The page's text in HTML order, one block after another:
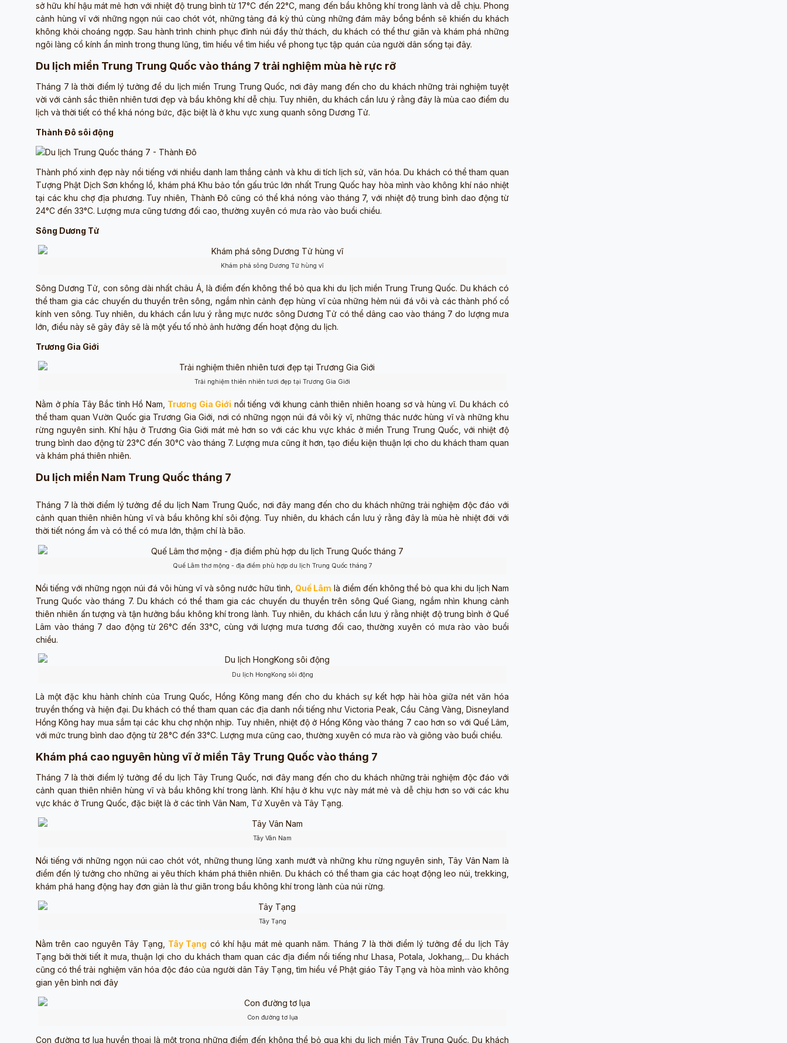
sở hữu khí hậu mát mẻ hơn với nhiệt độ trung bình từ 17°C đến 22°C, mang đến bầu không khí trong lành và dễ chịu. Phong
cảnh hùng vĩ với những ngọn núi cao chót vót, những tảng đá kỳ thú cùng những đám mây bồng bềnh sẽ khiến du khách
không khỏi choáng ngợp. Sau hành trình chinh phục đỉnh núi đầy thử thách, du khách có thể thư giãn và khám phá những
ngôi làng cổ kính ẩn mình trong thung lũng, tìm hiểu về tìm hiểu về phong tục tập quán của người dân sống tại đây.
Du lịch miền Trung Trung Quốc vào tháng 7 trải nghiệm mùa hè rực rỡ
Tháng 7 là thời điểm lý tưởng để du lịch miền Trung Trung Quốc, nơi đây mang đến cho du khách những trải nghiệm tuyệt
vời với cảnh sắc thiên nhiên tươi đẹp và bầu không khí dễ chịu. Tuy nhiên, du khách cần lưu ý rằng đây là mùa cao điểm du
lịch và thời tiết có thể khá nóng bức, đặc biệt là ở khu vực xung quanh sông Dương Tử.
Thành Đô sôi động
Thành phố xinh đẹp này nổi tiếng với nhiều danh lam thắng cảnh và khu di tích lịch sử, văn hóa. Du khách có thể tham quan
Tượng Phật Dịch Sơn khổng lồ, khám phá Khu bảo tồn gấu trúc lớn nhất Trung Quốc hay hòa mình vào không khí náo nhiệt
tại các khu chợ địa phương. Tuy nhiên, Thành Đô cũng có thể khá nóng vào tháng 7, với nhiệt độ trung bình dao động từ
24°C đến 33°C. Lượng mưa cũng tương đối cao, thường xuyên có mưa rào vào buổi chiều.
Sông Dương Tử
Khám phá sông Dương Tử hùng vĩ
Sông Dương Tử, con sông dài nhất châu Á, là điểm đến không thể bỏ qua khi du lịch miền Trung Trung Quốc. Du khách có
thể tham gia các chuyến du thuyền trên sông, ngắm nhìn cảnh đẹp hùng vĩ của những hẻm núi đá vôi và các thành phố cổ
kính ven sông. Tuy nhiên, du khách cần lưu ý rằng mực nước sông Dương Tử có thể dâng cao vào tháng 7 do lượng mưa
lớn, điều này sẽ gây đây sẽ là một yếu tố nhỏ ảnh hưởng đến hoạt động du lịch.
Trương Gia Giới
Trải nghiệm thiên nhiên tươi đẹp tại Trương Gia Giới
Nằm ở phía Tây Bắc tỉnh Hồ Nam, Trương Gia Giới nổi tiếng với khung cảnh thiên nhiên hoang sơ và hùng vĩ. Du khách có
thể tham quan Vườn Quốc gia Trương Gia Giới, nơi có những ngọn núi đá vôi kỳ vĩ, những thác nước hùng vĩ và những khu
rừng nguyên sinh. Khí hậu ở Trương Gia Giới mát mẻ hơn so với các khu vực khác ở miền Trung Trung Quốc, với nhiệt độ
trung bình dao động từ 23°C đến 30°C vào tháng 7. Lượng mưa cũng ít hơn, tạo điều kiện thuận lợi cho du khách tham quan
và khám phá thiên nhiên.
Du lịch miền Nam Trung Quốc tháng 7
Tháng 7 là thời điểm lý tưởng để du lịch Nam Trung Quốc, nơi đây mang đến cho du khách những trải nghiệm độc đáo với
cảnh quan thiên nhiên hùng vĩ và bầu không khí sôi động. Tuy nhiên, du khách cần lưu ý rằng đây là mùa hè nhiệt đới với
thời tiết nóng ẩm và có thể có mưa lớn, thậm chí là bão.
Quế Lâm thơ mộng - địa điểm phù hợp du lịch Trung Quốc tháng 7
Nổi tiếng với những ngọn núi đá vôi hùng vĩ và sông nước hữu tình, Quế Lâm là điểm đến không thể bỏ qua khi du lịch Nam
Trung Quốc vào tháng 7. Du khách có thể tham gia các chuyến du thuyền trên sông Quế Giang, ngắm nhìn khung cảnh
thiên nhiên ấn tượng và tận hưởng bầu không khí trong lành. Tuy nhiên, du khách cần lưu ý rằng nhiệt độ trung bình ở Quế
Lâm vào tháng 7 dao động từ 26°C đến 33°C, cùng với lượng mưa tương đối cao, thường xuyên có mưa rào vào buổi
chiều.
Du lịch HongKong sôi động
Là một đặc khu hành chính của Trung Quốc, Hồng Kông mang đến cho du khách sự kết hợp hài hòa giữa nét văn hóa
truyền thống và hiện đại. Du khách có thể tham quan các địa danh nổi tiếng như Victoria Peak, Cầu Cảng Vàng, Disneyland
Hồng Kông hay mua sắm tại các khu chợ nhộn nhịp. Tuy nhiên, nhiệt độ ở Hồng Kông vào tháng 7 cao hơn so với Quế Lâm,
với mức trung bình dao động từ 28°C đến 33°C. Lượng mưa cũng cao, thường xuyên có mưa rào và giông vào buổi chiều.
Khám phá cao nguyên hùng vĩ ở miền Tây Trung Quốc vào tháng 7
Tháng 7 là thời điểm lý tưởng để du lịch Tây Trung Quốc, nơi đây mang đến cho du khách những trải nghiệm độc đáo với
cảnh quan thiên nhiên hùng vĩ và bầu không khí trong lành. Khí hậu ở khu vực này mát mẻ và dễ chịu hơn so với các khu
vực khác ở Trung Quốc, đặc biệt là ở các tỉnh Vân Nam, Tứ Xuyên và Tây Tạng.
Tây Vân Nam
Nổi tiếng với những ngọn núi cao chót vót, những thung lũng xanh mướt và những khu rừng nguyên sinh, Tây Vân Nam là
điểm đến lý tưởng cho những ai yêu thích khám phá thiên nhiên. Du khách có thể tham gia các hoạt động leo núi, trekking,
khám phá hang động hay đơn giản là thư giãn trong bầu không khí trong lành của núi rừng.
Tây Tạng
Nằm trên cao nguyên Tây Tạng, Tây Tạng có khí hậu mát mẻ quanh năm. Tháng 7 là thời điểm lý tưởng để du lịch Tây
Tạng bởi thời tiết ít mưa, thuận lợi cho du khách tham quan các địa điểm nổi tiếng như Lhasa, Potala, Jokhang,... Du khách
cũng có thể trải nghiệm văn hóa độc đáo của người dân Tây Tạng, tìm hiểu về Phật giáo Tây Tạng và hòa mình vào không
gian yên bình nơi đây
Con đường tơ lụa
Con đường tơ lụa huyền thoại là một trong những điểm đến không thể bỏ qua khi du lịch miền Tây Trung Quốc. Du khách